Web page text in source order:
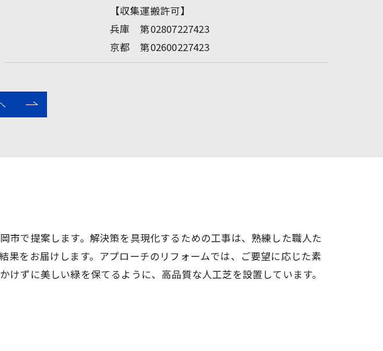
【収集運搬許可】
兵庫 第02807227423
京都 第02600227423
で提案します。解決策を具現化するための工事は、熟練した職人た
をお届けします。アプローチのリフォームでは、ご要望に応じた素
ずに美しい緑を保てるように、高品質な人工芝を設置しています。